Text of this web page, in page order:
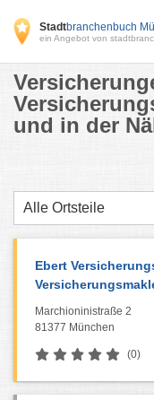
Stadtbranchenbuch
ein Angebot von
und in der
Alle Ortsteile
Ebert
Marchioninistraße 2
81377 München
(0)